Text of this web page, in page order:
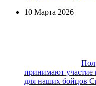
10 Марта 2026
принимают участие
для наших бойцов